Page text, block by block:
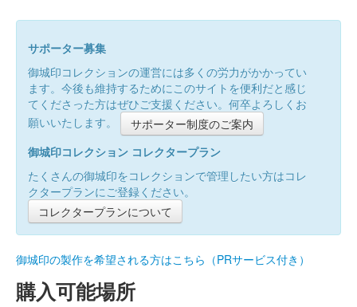
サポーター募集
御城印コレクションの運営には多くの労力がかかってい
ます。今後も維持するためにこのサイトを便利だと感じ
てくださった方はぜひご支援ください。何卒よろしくお
願いいたします。
サポーター制度のご案内
御城印コレクション コレクタープラン
たくさんの御城印をコレクションで管理したい方はコレ
クタープランにご登録ください。
コレクタープランについて
御城印の製作を希望される方はこちら（PRサービス付き）
購入可能場所